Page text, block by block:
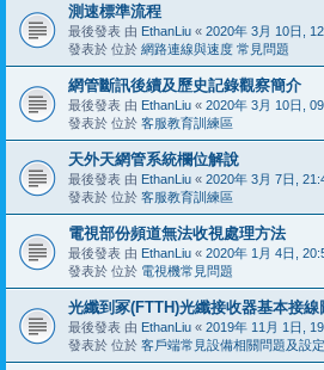
測速標準流程
最後發表 由 EthanLiu « 2020年 3月 10日,
發表於 位於 網路連線與速度 常見問題
網管斷訊後續及歷史記錄觀察簡介
最後發表 由 EthanLiu « 2020年 3月 10日,
發表於 位於 客服教育訓練區
天外天網管系統欄位解說
最後發表 由 EthanLiu « 2020年 3月 7日,
發表於 位於 客服教育訓練區
電視部份頻道無法收視處理方法
最後發表 由 EthanLiu « 2020年 1月 4日,
發表於 位於 電視機常見問題
光纖到冢(FTTH)光纖接收器基本接線
最後發表 由 EthanLiu « 2019年 11月 1日,
發表於 位於 客戶端常見設備相關問題及設定